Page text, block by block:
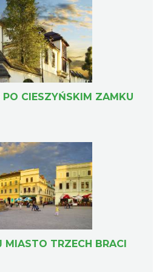
PO CIESZYŃSKIM ZAMKU
MIASTO TRZECH BRACI